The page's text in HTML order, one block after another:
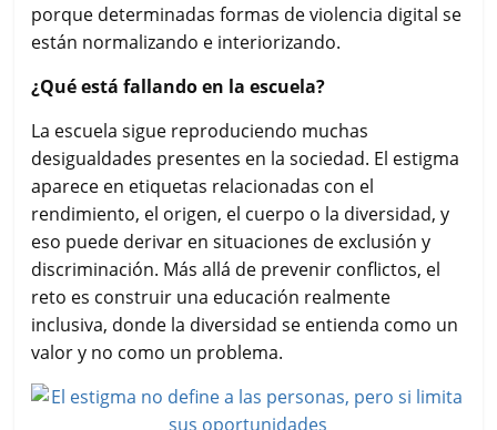
porque determinadas formas de violencia digital se
están normalizando e interiorizando.
¿Qué está fallando en la escuela?
La escuela sigue reproduciendo muchas
desigualdades presentes en la sociedad. El estigma
aparece en etiquetas relacionadas con el
rendimiento, el origen, el cuerpo o la diversidad, y
eso puede derivar en situaciones de exclusión y
discriminación. Más allá de prevenir conflictos, el
reto es construir una educación realmente
inclusiva, donde la diversidad se entienda como un
valor y no como un problema.